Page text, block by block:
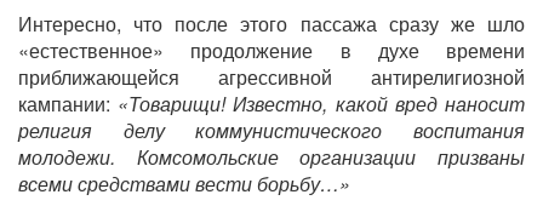
Интересно, что после этого пассажа сразу же шло
«естественное» продолжение в духе времени
приближающейся агрессивной антирелигиозной
кампании: «Товарищи! Известно, какой вред наносит
религия делу коммунистического воспитания
молодежи. Комсомольские организации призваны
всеми средствами вести борьбу…»